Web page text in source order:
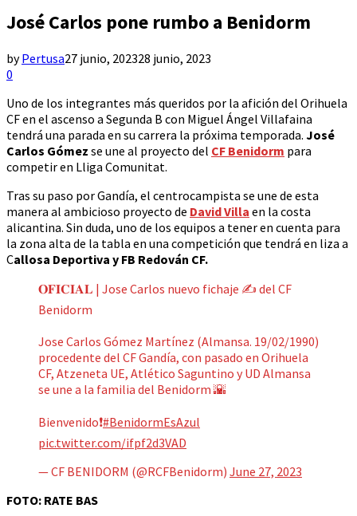
José Carlos pone rumbo a Benidorm
byPertusa27 junio, 202328 junio, 2023
0
Uno de los integrantes más queridos por la afición del Orihuela
CF en el ascenso a Segunda B con Miguel Ángel Villafaina
tendrá una parada en su carrera la próxima temporada. José
Carlos Gómez se une al proyecto del CF Benidorm para
competir en Lliga Comunitat.
Tras su paso por Gandía, el centrocampista se une de esta
manera al ambicioso proyecto de David Villa en la costa
alicantina. Sin duda, uno de los equipos a tener en cuenta para
la zona alta de la tabla en una competición que tendrá en liza a
Callosa Deportiva y FB Redován CF.
𝐎𝐅𝐈𝐂𝐈𝐀𝐋 | Jose Carlos nuevo fichaje ✍️ del CF
Benidorm
Jose Carlos Gómez Martínez (Almansa. 19/02/1990)
procedente del CF Gandía, con pasado en Orihuela
CF, Atzeneta UE, Atlético Saguntino y UD Almansa
se une a la familia del Benidorm 🌇
Bienvenido❗#BenidormEsAzul
pic.twitter.com/ifpf2d3VAD
— CF BENIDORM (@RCFBenidorm) June 27, 2023
FOTO: RATE BAS